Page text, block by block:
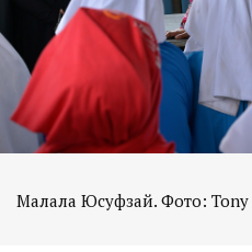
Малала Юсуфзай. Фото: Tony